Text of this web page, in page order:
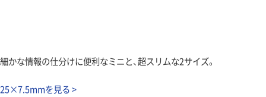
細かな情報の仕分けに便利なミニと、超スリムな2サイズ。
25×7.5mmを見る >